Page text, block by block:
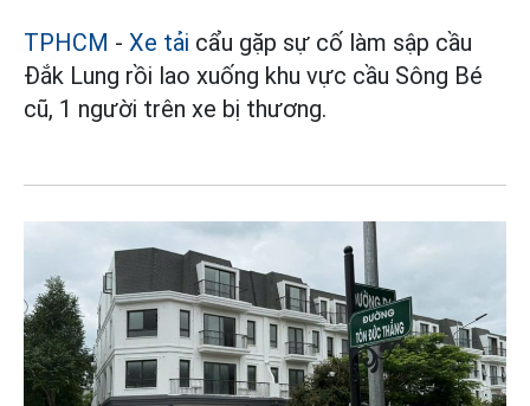
TPHCM - Xe tải cẩu gặp sự cố làm sập cầu
Đắk Lung rồi lao xuống khu vực cầu Sông Bé
cũ, 1 người trên xe bị thương.